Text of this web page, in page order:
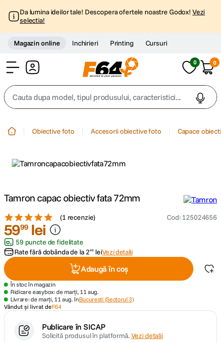
Da lumina ideilor tale! Descopera ofertele noastre Godox! Vezi
selectia!
Magazin online Inchirieri Printing Cursuri
0 0
Cauta dupa model, tipul produsului, caracteristici...
3. trepied telefon
4. peak design
5. canon sx740 hs
7. card memorie
ulanzi
9. insta 360
Obiective foto Accesorii obiective foto Capace
Tamron capac obiectiv fata 72mm
(1 recenzie) Cod: 125024656
5999 lei
59 puncte de fidelitate
Rate fără dobânda de la249 leiVezi detalii
Adaugă în coș
În stoc în magazin
Ridicare easybox: de marți, 11 aug.
Livrare: de marți, 11 aug. înBucuresti (Sectorul 3)
Vândut și livrat deF64
Publicare în SICAP
Solicită produsul în platformă.Vezi detalii